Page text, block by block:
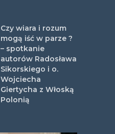
Czy wiara i rozum
mogą iść w parze ?
– spotkanie
autorów Radosława
Sikorskiego i o.
Wojciecha
Giertycha z Włoską
Polonią